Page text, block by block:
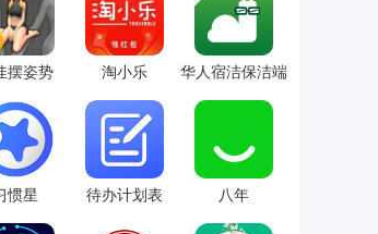
摆姿势 淘小乐 华人宿洁保洁端
惯星 待办计划表 八年